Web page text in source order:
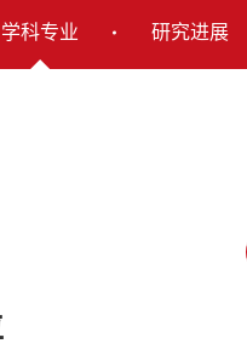
学科专业 研究进展